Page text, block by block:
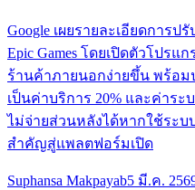
Google เผยรายละเอียดการป
Epic Games โดยเปิดตัวโปรแก
ร้านค้าภายนอกง่ายขึ้น พร้อม
เป็นค่าบริการ 20% และค่าระ
ไม่จ่ายส่วนหลังได้หากใช้ระบ
สำคัญสู่แพลตฟอร์มเปิด
Suphansa Makpayab5 มี.ค.